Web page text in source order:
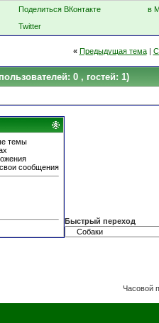
Поделиться ВКонтакте
в
Twitter
« Предыдущая тема|
0 , гостей: 1)
темы
сообщения
Быстрый переход
Часовой